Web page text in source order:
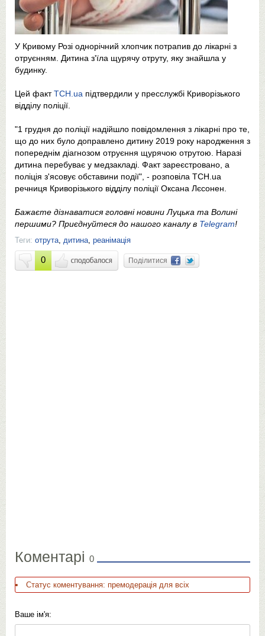
У Кривому Розі однорічний хлопчик потрапив до лікарні з
отруєнням. Дитина з'їла щурячу отруту, яку знайшла у
будинку.
Цей фактТСН.ua підтвердили у пресслужбі Криворізького
відділу поліції.
"1 грудня до поліції надійшло повідомлення з лікарні про те,
що до них було доправлено дитину 2019 року народження з
попереднім діагнозом отруєння щурячою отрутою. Наразі
дитина перебуває у медзакладі. Факт зареєстровано, а
поліція з'ясовує обставини події", - розповіла ТСН.ua
речниця Криворізького відділу поліції Оксана Лєсонен.
Бажаєте дізнаватися головні новини Луцька та Волині
першими? Приєднуйтеся до нашого каналу в Telegram!
Теги: отрута, дитина, реанімація
0 Поділитися
Коментарі 0
Статус коментування: премодерація для всіх
Ваше ім'я: